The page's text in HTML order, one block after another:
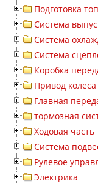
Подготовка
Система
Система
Система
Коробка
Привод колеса
Главная
тормозная
Ходовая часть
Система
Рулевое
Электрика